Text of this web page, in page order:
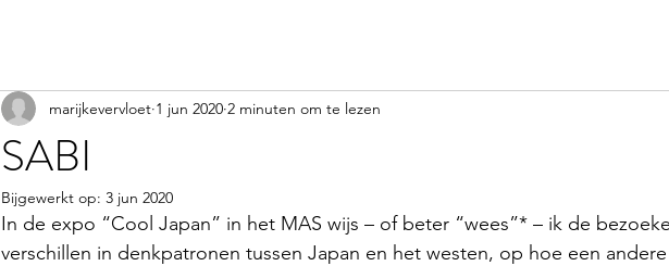
SABI
marijkevervloet 1 jun 2020 2 minuten om te lezen
Bijgewerkt op: 3 jun 2020
In de expo “Cool Japan” in het MAS wijs – of beter “wees”* – ik de
verschillen in denkpatronen tussen Japan en het westen, op hoe een